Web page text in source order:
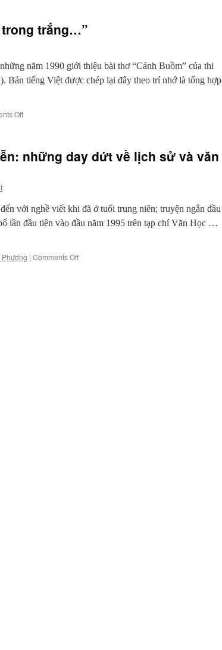
trắng…”
năm 1990 giới thiệu bài thơ “Cánh Buồm” của thi
Bản tiếng Việt được chép lại đây theo trí nhớ là tổng hợp
Offon
cônhững day dứt về lịch sử và văn
với nghề viết khi đã ở tuổi trung niên; truyện ngắn đầu
lần đầu tiên vào đầu năm 1995 trên tạp chí Văn Học …
| Comments Offon